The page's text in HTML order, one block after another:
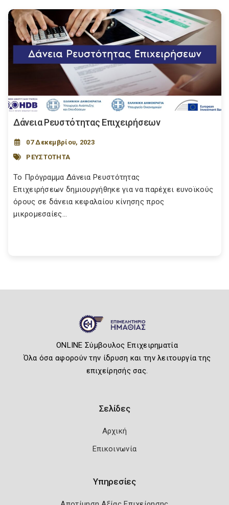
Δάνεια Ρευστότητας Επιχειρήσεων
07 Δεκεμβρίου, 2023
ΡΕΥΣΤΟΤΗΤΑ
Το Πρόγραμμα Δάνεια Ρευστότητας
Επιχειρήσεων δημιουργήθηκε για να παρέχει ευνοϊκούς
όρους σε δάνεια κεφαλαίου κίνησης προς
μικρομεσαίες...
ONLINE Σύμβουλος Επιχειρηματία
Όλα όσα αφορούν την ίδρυση και την λειτουργία της
επιχείρησής σας.
Σελίδες
Αρχική
Επικοινωνία
Υπηρεσίες